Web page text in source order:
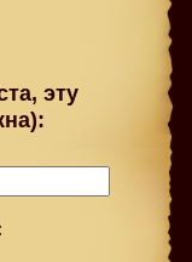
эту